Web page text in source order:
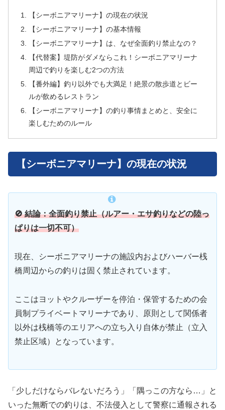
【シーボニアマリーナ】の現在の状況
【シーボニアマリーナ】の基本情報
【シーボニアマリーナ】は、なぜ全面釣り禁止なの？
【代替案】堤防がダメならこれ！シーボニアマリーナ
周辺で釣りを楽しむ2つの方法
【番外編】釣り以外でも大満足！絶景の散歩道とビー
ルが飲めるレストラン
【シーボニアマリーナ】の釣り事情まとめと、安全に
楽しむためのルール
【シーボニアマリーナ】の現在の状況
🚫 結論：全面釣り禁止（ルアー・エサ釣りなどの陸っ
ぱりは一切不可）
現在、シーボニアマリーナの施設内およびハーバー桟
橋周辺からの釣りは固く禁止されています。
ここはヨットやクルーザーを停泊・保管するための会
員制プライベートマリーナであり、原則として関係者
以外は桟橋等のエリアへの立ち入り自体が禁止（立入
禁止区域）となっています。
「少しだけならバレないだろう」「隅っこの方なら…」と
いった無断での釣りは、不法侵入として警察に通報される